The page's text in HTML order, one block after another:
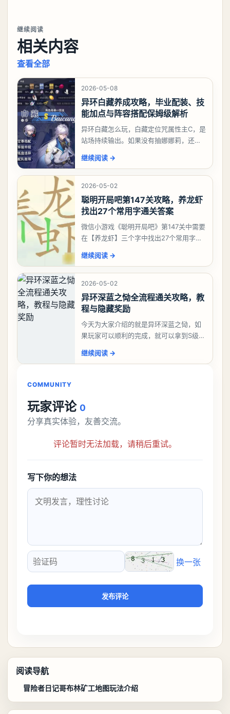
继续阅读
相关内容
查看全部
2026-05-08
异环白藏养成攻略，毕业配装、技
能加点与阵容搭配保姆级解析
异环白藏怎么玩，白藏定位咒属性主C，是
站场持续输出。如果没有抽娜娜莉，还没
有娜娜莉缺另外一个二队C想打深渊也可以
考虑养个白藏
继续阅读 →
2026-05-02
聪明开局吧第147关攻略，养龙虾
找出27个常用字通关答案
微信小游戏《聪明开局吧》第147关中需要
在【养龙虾】三个字中找出27个常用字，
大、夫、夰、巾、中、虫、下、虾、卜、
囗、吓、卟、
继续阅读 →
2026-05-02
异环深蓝之恸全流程通关攻略，教
程与隐藏奖励
今天为大家介绍的就是异环深蓝之恸，如
果玩家可以顺利的完成，就可以拿到S级弧
比较高的，对于那些新手玩家并不建议直
继续阅读 →
COMMUNITY
玩家评论 0
分享真实体验，友善交流。
评论暂时无法加载，请稍后重试。
写下你的想法
验证码
换一张
发布评论
阅读导航
冒险者日记哥布林矿工地图玩法介绍